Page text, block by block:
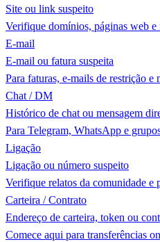
Site ou link suspeito
Verifique domínios, páginas web e
E-mail
E-mail ou fatura suspeita
Para faturas, e-mails de restrição e
Chat / DM
Histórico de chat ou mensagem
Para Telegram, WhatsApp e
Ligação
Ligação ou número suspeito
Verifique relatos da comunidade e
Carteira / Contrato
Endereço de carteira, token ou
Comece aqui para transferências